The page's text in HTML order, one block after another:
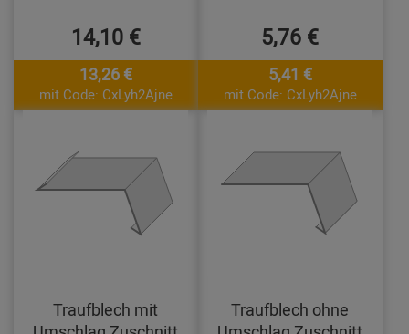
14,10 €
13,26 €
mit Code: CxLyh2Ajne
5,76 €
5,41 €
mit Code: CxLyh2Ajne
Traufblech mit
Traufblech ohne